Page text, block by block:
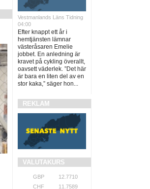
Vestmanlands Läns Tidning
04:00
Efter knappt ett år i
hemtjänsten lämnar
västeråsaren Emelie
jobbet. En anledning är
kravet på cykling överallt,
oavsett väderlek. ”Det här
är bara en liten del av en
stor kaka,” säger hon...
REKLAM
VALUTAKURS
GBP
12.7710
CHF
11.7589